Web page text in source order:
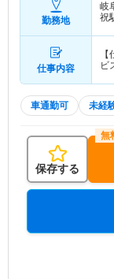
勤務地
岐
祝
仕事内容
ビ
車通勤可 未経
保存する